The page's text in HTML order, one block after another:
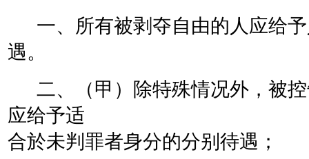
一、所有被剥夺自由的人应给予
遇。
二、（甲）除特殊情况外，被控
应给予适
合於未判罪者身分的分别待遇；